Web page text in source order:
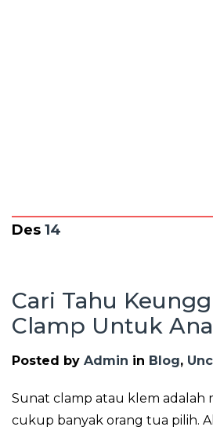
Des 14
Cari Tahu
Clamp Untuk
Posted by Admin in Blog,
Sunat clamp atau klem adalah
cukup banyak orang tua pilih.